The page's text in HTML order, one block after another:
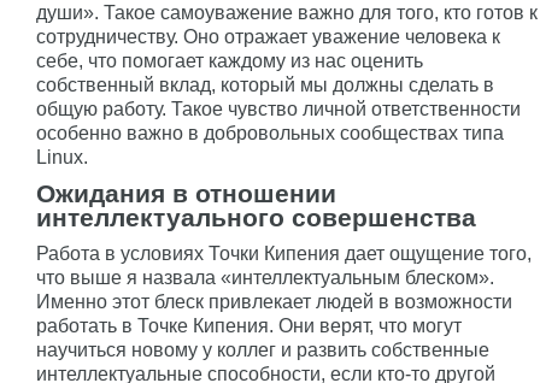
души». Такое самоуважение важно для того, кто готов к
сотрудничеству. Оно отражает уважение человека к
себе, что помогает каждому из нас оценить
собственный вклад, который мы должны сделать в
общую работу. Такое чувство личной ответственности
особенно важно в добровольных сообществах типа
Linux.
Ожидания в отношении
интеллектуального совершенства
Работа в условиях Точки Кипения дает ощущение того,
что выше я назвала «интеллектуальным блеском».
Именно этот блеск привлекает людей в возможности
работать в Точке Кипения. Они верят, что могут
научиться новому у коллег и развить собственные
интеллектуальные способности, если кто-то другой